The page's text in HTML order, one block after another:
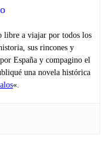
libre a viajar por todos los
sus rincones y
España y compagino el
una novela histórica
«.